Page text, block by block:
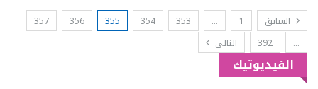
السابق 1
…
353
354
355
356
357
…
392 التالي
الفيديوتيك